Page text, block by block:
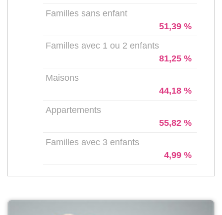
Familles sans enfant
51,39 %
Familles avec 1 ou 2 enfants
81,25 %
Maisons
44,18 %
Appartements
55,82 %
Familles avec 3 enfants
4,99 %